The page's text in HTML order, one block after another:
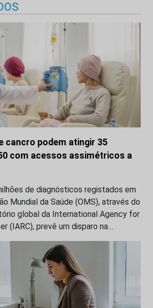
cancro podem atingir 35
com acessos assimétricos a
de diagnósticos registados em
Mundial da Saúde (OMS), através do
global da International Agency for
(IARC), prevê um disparo na…